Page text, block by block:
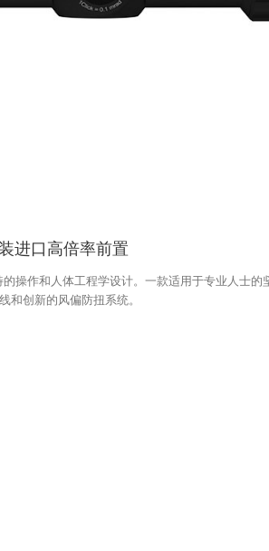
进口高倍率前置
操作和人体工程学设计。一款适用于专业人士的
和创新的风偏防扭系统。